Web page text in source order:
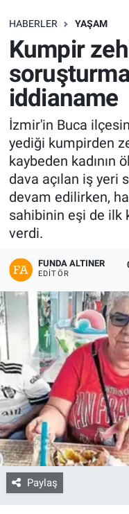
HABERLER YAŞAM
Kumpir
iddianame
İzmir'in Buca
yediği kumpirden
kaybeden kadının
dava açılan iş yeri
devam edilirken,
sahibinin eşi de ilk
verdi.
FUNDA ALTINER
EDITÖR
Paylaş
SAĞLIK
EKONOMİ
EĞİTİM
ÖZEL HABER
Keşfet
ASTROLOJİ
MANŞET
RESMİ İLANLAR
İLAN
Bize ulaşın
İletişim/Künye
Yaşam
Gözden
İletişim (Künye)